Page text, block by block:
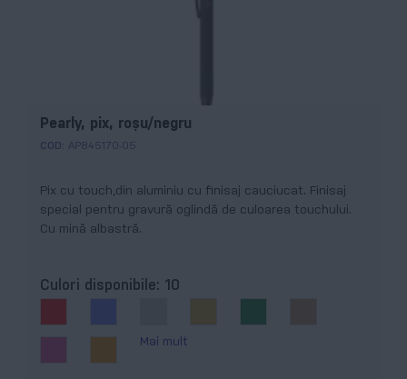
Pearly, pix, roșu/negru
COD: AP845170-05
Pix cu touch,din aluminiu cu finisaj cauciucat. Finisaj
special pentru gravură oglindă de culoarea touchului.
Cu mină albastră.
Culori disponibile: 10
Mai mult